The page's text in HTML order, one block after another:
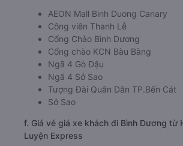
AEON Mall Binh Duong Canary
Công viên Thanh Lễ
Cổng Chào Bình Dương
Cổng chào KCN Bàu Bàng
Ngã 4 Gò Đậu
Ngã 4 Sở Sao
Tượng Đài Quân Dân TP.Bến Cát
Sở Sao
f. Giá vé giá xe khách đi Bình Dương từ
Luyện Express